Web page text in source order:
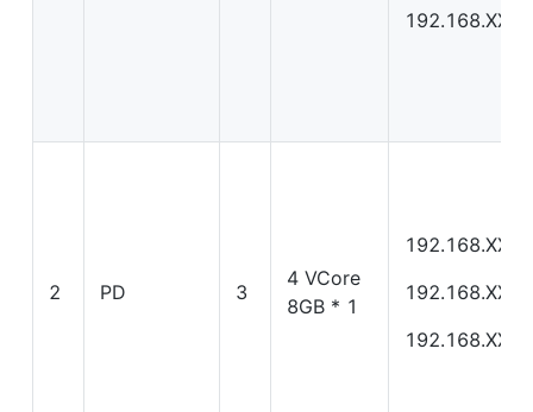
2 PD 3
4 VCore
8GB * 1